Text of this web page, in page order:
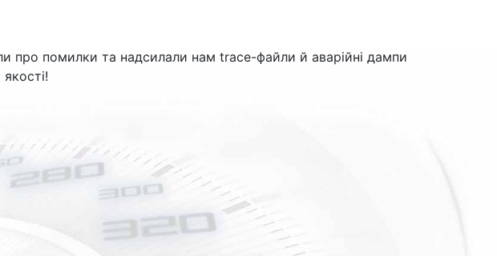
про помилки та надсилали нам trace-файли й аварійні дампи